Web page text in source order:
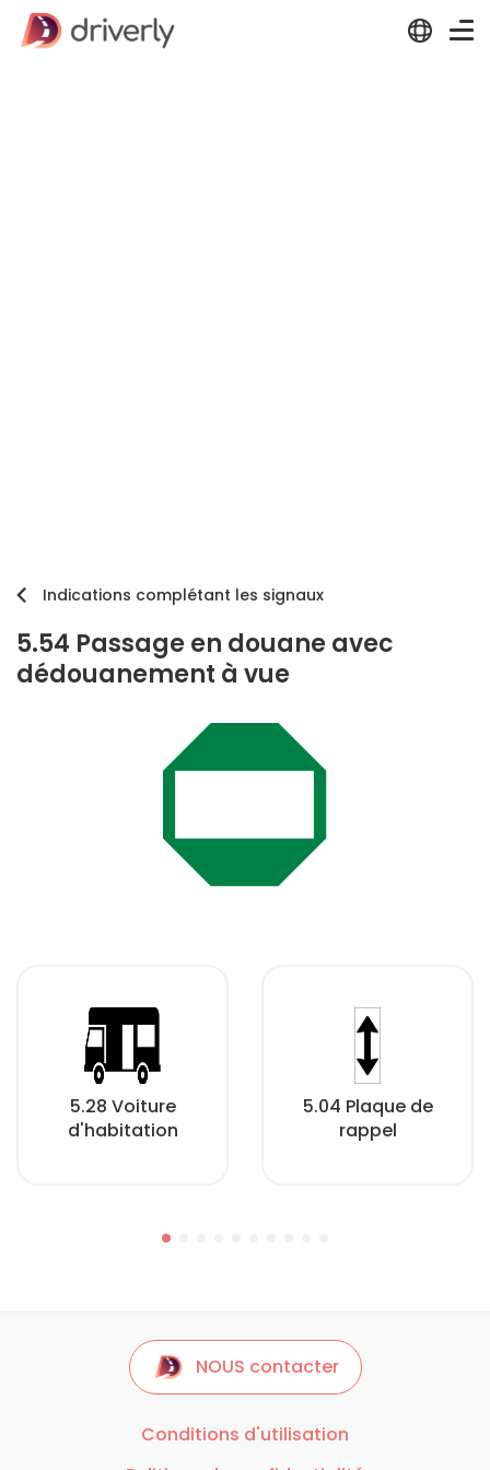
Indications complétant les signaux
5.54 Passage en douane avec
dédouanement à vue
5.28 Voiture
d'habitation
5.04 Plaque de
rappel
NOUS contacter
Conditions d'utilisation